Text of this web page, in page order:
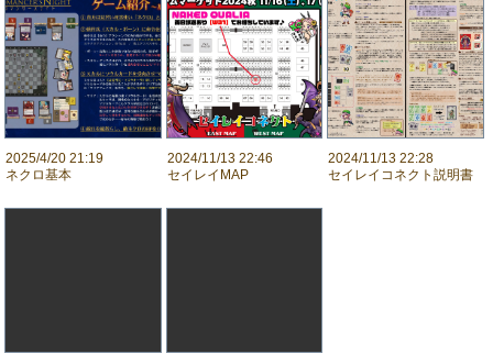
2025/4/20 21:19
ネクロ基本
2024/11/13 22:46
セイレイMAP
2024/11/13 22:28
セイレイコネクト説明書